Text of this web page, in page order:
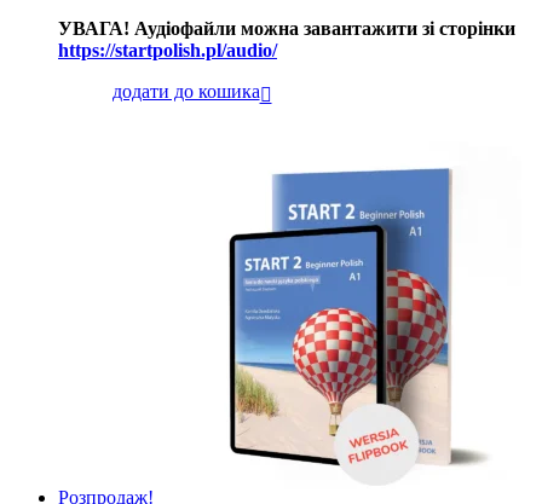
УВАГА! Аудіофайли можна завантажити зі сторінки
https://startpolish.pl/audio/
додати до кошика
Розпродаж!